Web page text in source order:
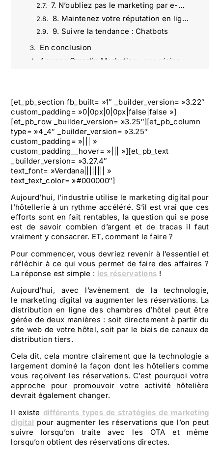
[et_pb_section fb_built= »1″ _builder_version= »3.22″
custom_padding= »0|0px|0|0px|false|false »]
[et_pb_row _builder_version= »3.25″][et_pb_column
type= »4_4″ _builder_version= »3.25″
custom_padding= »||| »
custom_padding__hover= »||| »][et_pb_text
_builder_version= »3.27.4″
text_font= »Verdana|||||||| »
text_text_color= »#000000″]
Aujourd’hui, l’industrie utilise le marketing digital pour
l’hôtellerie à un rythme accéléré. S’il est vrai que ces
efforts sont en fait rentables, la question qui se pose
est de savoir combien d’argent et de tracas il faut
vraiment y consacrer. ET, comment le faire ?
Pour commencer, vous devriez revenir à l’essentiel et
réfléchir à ce qui vous permet de faire des affaires ?
La réponse est simple : les réservations !
Aujourd’hui, avec l’avènement de la technologie,
le marketing digital va augmenter les réservations. La
distribution en ligne des chambres d’hôtel peut être
gérée de deux manières : soit directement à partir du
site web de votre hôtel, soit par le biais de canaux de
distribution tiers.
Cela dit, cela montre clairement que la technologie a
largement dominé la façon dont les hôteliers comme
vous reçoivent les réservations. C’est pourquoi votre
approche pour promouvoir votre activité hôtelière
devrait également changer.
Il existe différents types de stratégies de marketing
digital pour augmenter les réservationsque l’on peut
suivre lorsqu’on traite avec les OTA et même
lorsqu’on obtient des réservations directes.
7. N’oubliez pas le marketing par e-mail
8. Maintenez votre réputation en ligne
9. Suivre la tendance : Chatbots
En conclusion
SEO alimenté par l’IA | Agence Omartin Marketing Paris
Stratégies Marketing pour le Secteur Hôtellerie : Digital et Innovation | Agence Omartin Marketing